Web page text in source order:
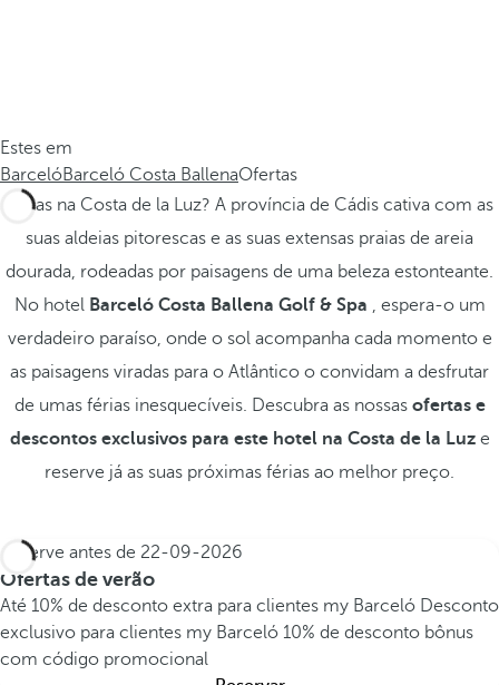
Estes em
BarcelóBarceló Costa BallenaOfertas
Férias na Costa de la Luz? A província de Cádis cativa com as
suas aldeias pitorescas e as suas extensas praias de areia
dourada, rodeadas por paisagens de uma beleza estonteante.
No hotel Barceló Costa Ballena Golf & Spa , espera-o um
verdadeiro paraíso, onde o sol acompanha cada momento e
as paisagens viradas para o Atlântico o convidam a desfrutar
de umas férias inesquecíveis. Descubra as nossas ofertas e
descontos exclusivos para este hotel na Costa de la Luze
reserve já as suas próximas férias ao melhor preço.
Reserve antes de 22-09-2026
Ofertas de verão
Até 10% de desconto extra para clientes my Barceló Desconto
exclusivo para clientes my Barceló 10% de desconto bônus
com código promocional